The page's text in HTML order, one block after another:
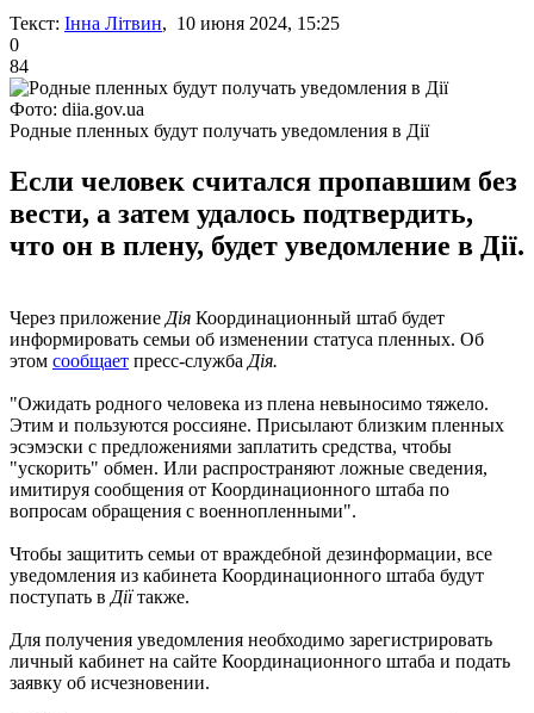
Текст: Інна Літвин, 10 июня 2024, 15:25
0
84
Фото: diia.gov.ua
Родные пленных будут получать уведомления в Дії
Если человек считался пропавшим без
вести, а затем удалось подтвердить,
что он в плену, будет уведомление в Дії.
Через приложение Дія Координационный штаб будет
информировать семьи об изменении статуса пленных. Об
этом сообщает пресс-служба Дія.
"Ожидать родного человека из плена невыносимо тяжело.
Этим и пользуются россияне. Присылают близким пленных
эсэмэски с предложениями заплатить средства, чтобы
"ускорить" обмен. Или распространяют ложные сведения,
имитируя сообщения от Координационного штаба по
вопросам обращения с военнопленными".
Чтобы защитить семьи от враждебной дезинформации, все
уведомления из кабинета Координационного штаба будут
поступать в Діїтакже.
Для получения уведомления необходимо зарегистрировать
личный кабинет на сайте Координационного штаба и подать
заявку об исчезновении.